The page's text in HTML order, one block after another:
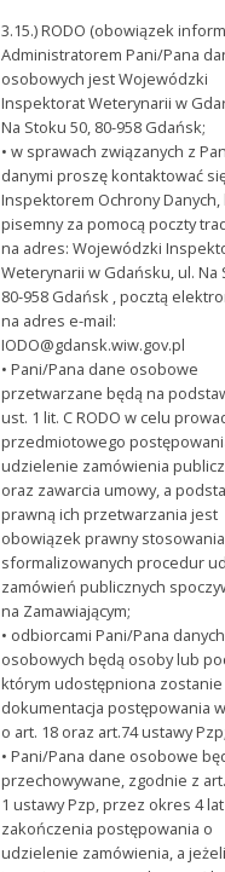
3.15.) RODO (obowiązek
Administratorem Pani/Pana
osobowych jest Wojewódzki
Inspektorat Weterynarii w
Na Stoku 50, 80-958 Gdańsk;
• w sprawach związanych z
danymi proszę kontaktować
Inspektorem Ochrony
pisemny za pomocą poczty
na adres: Wojewódzki
Weterynarii w Gdańsku, ul. Na
80-958 Gdańsk , pocztą
na adres e-mail:
IODO@gdansk.wiw.gov.pl
• Pani/Pana dane osobowe
przetwarzane będą na
ust. 1 lit. C RODO w celu
przedmiotowego
udzielenie zamówienia
oraz zawarcia umowy, a
prawną ich przetwarzania jest
obowiązek prawny stosowania
sformalizowanych procedur
zamówień publicznych
na Zamawiającym;
• odbiorcami Pani/Pana danych
osobowych będą osoby lub
którym udostępniona zostanie
dokumentacja postępowania
o art. 18 oraz art.74 ustawy
• Pani/Pana dane osobowe
przechowywane, zgodnie z
1 ustawy Pzp, przez okres 4
zakończenia postępowania o
udzielenie zamówienia, a